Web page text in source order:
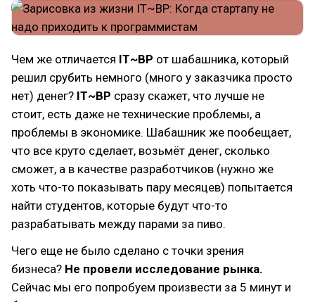
Чем же отличается IT~BP от шабашника, который
решил срубить немного (много у заказчика просто
нет) денег? IT~BP сразу скажет, что лучше не
стоит, есть даже не технические проблемы, а
проблемы в экономике. Шабашник же пообещает,
что все круто сделает, возьмёт денег, сколько
сможет, а в качестве разработчиков (нужно же
хоть что-то показывать пару месяцев) попытается
найти студентов, которые будут что-то
разрабатывать между парами за пиво.
Чего еще не было сделано с точки зрения
бизнеса? Не провели исследование рынка.
Сейчас мы его попробуем произвести за 5 минут и